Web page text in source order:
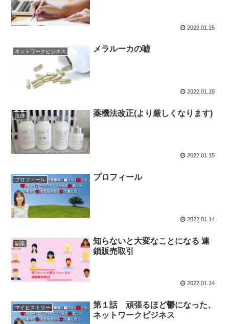
2022.01.15
ネットワークビジネス メラルーカの嘘
2022.01.15
法律 薬機法改正(より厳しくなります)
2022.01.15
プロフィール プロフィール
2022.01.14
副業
知らないと大変なことになる 連
鎖販売取引
2022.01.14
マイヒストリー
第１話 頑張るほど鬱になった、
ネットワークビジネス